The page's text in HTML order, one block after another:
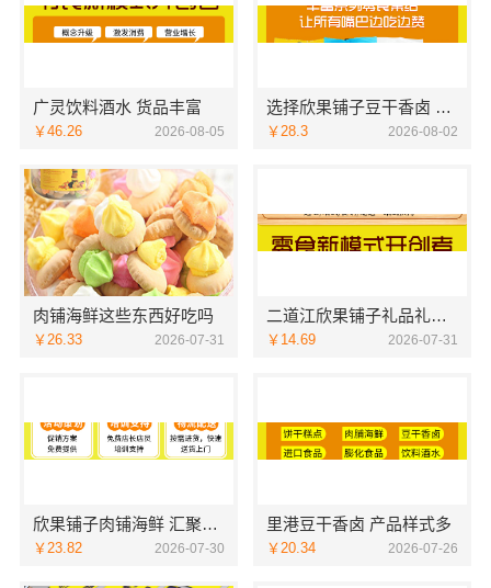
广灵饮料酒水 货品丰富
￥46.26 2026-08-05
选择欣果铺子豆干香卤 厂家直供利润更高
￥28.3 2026-08-02
肉铺海鲜这些东西好吃吗
￥26.33 2026-07-31
二道江欣果铺子礼品礼盒每日优惠等你来拿
￥14.69 2026-07-31
欣果铺子肉铺海鲜 汇聚多款优质商品
￥23.82 2026-07-30
里港豆干香卤 产品样式多
￥20.34 2026-07-26